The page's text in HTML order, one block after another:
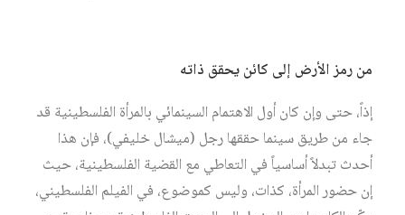
من رمز الأرض إلى كائن يحقق ذاته
إذاً، حتى وإن كان أول الاهتمام السينمائي بالمرأة الفلسطينية قد
جاء من طريق سينما حققها رجل (ميشال خليفي)، فإن هذا
أحدث تبدلاً أساسياً في التعاطي مع القضية الفلسطينية، حيث
إن حضور المرأة، كذات، وليس كموضوع، في الفيلم الفلسطيني،